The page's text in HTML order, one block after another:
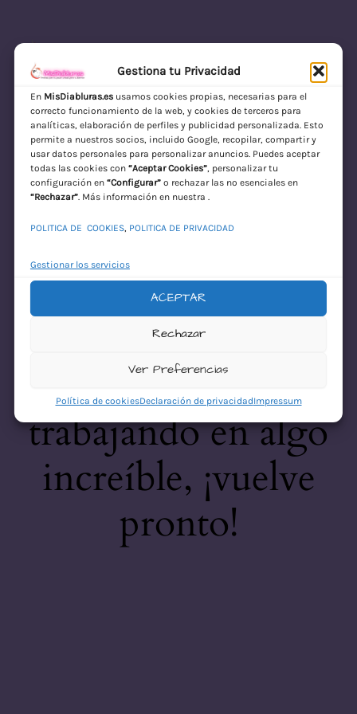
Gestiona tu Privacidad
En MisDiabluras.esusamos cookies propias, necesarias para el
correcto funcionamiento de la web, y cookies de terceros para
analíticas, elaboración de perfiles y publicidad personalizada. Esto
permite a nuestros socios, incluido Google, recopilar, compartir y
usar datos personales para personalizar anuncios. Puedes aceptar
todas las cookies con “Aceptar Cookies”, personalizar tu
configuración en “Configurar”o rechazar las no esenciales en
“Rechazar”. Más información en nuestra .
POLITICA DE COOKIES, POLITICA DE PRIVACIDAD
Gestionar los servicios
ACEPTAR
Rechazar
Ver Preferencias
Política de cookiesDeclaración de privacidadImpressum
MisDiabluras | Sexshop Online con Envío
Discreto en España
Acceder
¡Disculpa este
desastre! Estamos
trabajando en algo
increíble, ¡vuelve
pronto!